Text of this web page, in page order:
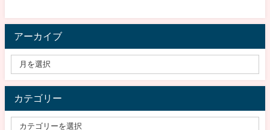
アーカイブ
カテゴリー